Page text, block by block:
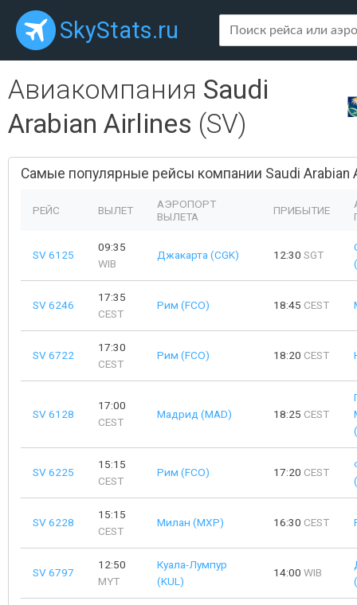
SkyStats.ru
Авиакомпания Saudi
Arabian Airlines (SV)
Самые популярные рейсы компании Saudi Arabian
РЕЙС ВЫЛЕТ
АЭРОПОРТ
ВЫЛЕТА
ПРИБЫТИЕ
SV 6125
09:35
WIB
Джакарта (CGK) 12:30 SGT
SV 6246
17:35
CEST
Рим (FCO) 18:45 CEST
SV 6722
17:30
CEST
Рим (FCO) 18:20 CEST
SV 6128
17:00
CEST
Мадрид (MAD) 18:25 CEST
SV 6225
15:15
CEST
Рим (FCO) 17:20 CEST
SV 6228
15:15
CEST
Милан (MXP) 16:30 CEST
SV 6797
12:50
MYT
Куала-Лумпур
(KUL)
14:00 WIB